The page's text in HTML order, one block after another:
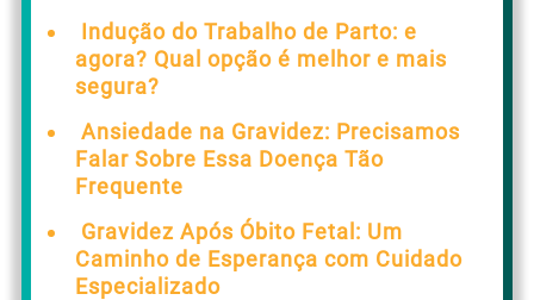
Indução do Trabalho de Parto: e
agora? Qual opção é melhor e mais
segura?
Ansiedade na Gravidez: Precisamos
Falar Sobre Essa Doença Tão
Frequente
Gravidez Após Óbito Fetal: Um
Caminho de Esperança com Cuidado
Especializado